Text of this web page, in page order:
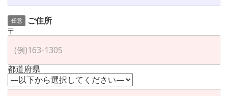
任意
ご住所
〒
都道府県